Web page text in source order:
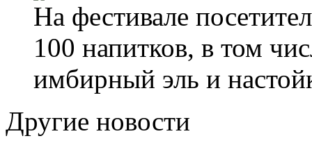
На фестивале
100 напитков, в том
имбирный эль и
Другие новости